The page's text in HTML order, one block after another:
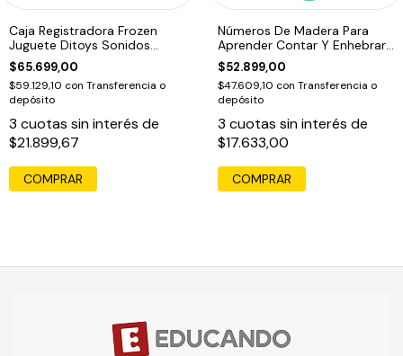
Caja Registradora Frozen
Juguete Ditoys Sonidos
Luces
$65.699,00
$59.129,10 con Transferencia o
depósito
3 cuotas sin interés de
$21.899,67
COMPRAR
Números De Madera Para
Aprender Contar Y Enhebrar
Montessori
$52.899,00
$47.609,10 con Transferencia o
depósito
3 cuotas sin interés de
$17.633,00
COMPRAR